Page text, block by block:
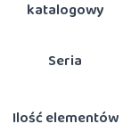
katalogowy
Seria
Ilość elementów